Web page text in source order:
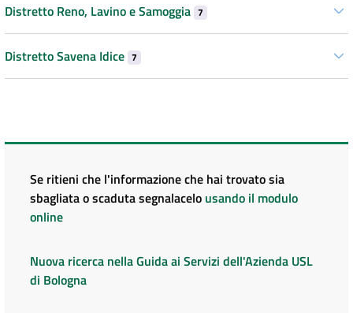
Distretto Reno, Lavino e Samoggia 7
Distretto Savena Idice 7
Se ritieni che l'informazione che hai trovato sia
sbagliata o scaduta segnalacelo usando il modulo
online
Nuova ricerca nella Guida ai Servizi dell'Azienda USL
di Bologna